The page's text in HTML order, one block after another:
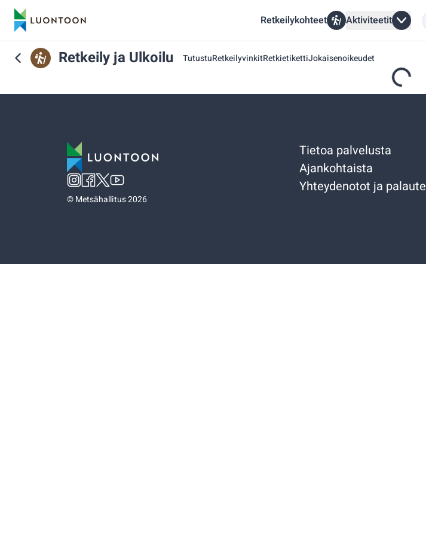
Retkeilykohteet Aktiviteetit
Retkeily ja Ulkoilu TutustuRetkeilyvinkitRetkietikettiJokaisenoikeudet
©Metsähallitus 2026
Tietoa palvelusta
Ajankohtaista
Yhteydenotot ja palaute